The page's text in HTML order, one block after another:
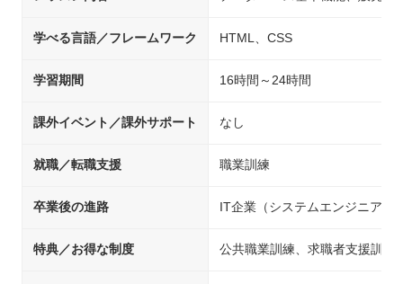
学べる言語／フレームワーク HTML、CSS
学習期間 16時間～24時間
課外イベント／課外サポート なし
就職／転職支援 職業訓練
卒業後の進路 IT企業（システムエンジニア／
特典／お得な制度 公共職業訓練、求職者支援訓練